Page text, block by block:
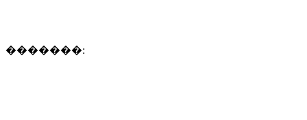
�������: